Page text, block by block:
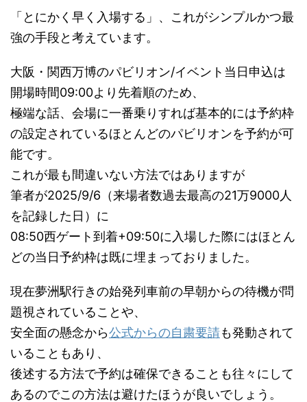
「とにかく早く入場する」、これがシンプルかつ最
強の手段と考えています。
大阪・関西万博のパビリオン/イベント当日申込は
開場時間09:00より先着順のため、
極端な話、会場に一番乗りすれば基本的には予約枠
の設定されているほとんどのパビリオンを予約が可
能です。
これが最も間違いない方法ではありますが
筆者が2025/9/6（来場者数過去最高の21万9000人
を記録した日）に
08:50西ゲート到着+09:50に入場した際にはほとん
どの当日予約枠は既に埋まっておりました。
現在夢洲駅行きの始発列車前の早朝からの待機が問
題視されていることや、
安全面の懸念から公式からの自粛要請も発動されて
いることもあり、
後述する方法で予約は確保できることも往々にして
あるのでこの方法は避けたほうが良いでしょう。